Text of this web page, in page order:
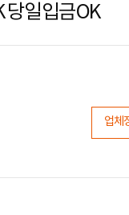
당일입금OK
업체